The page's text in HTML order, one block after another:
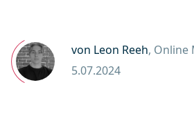
von Leon Reeh, Online
5.07.2024